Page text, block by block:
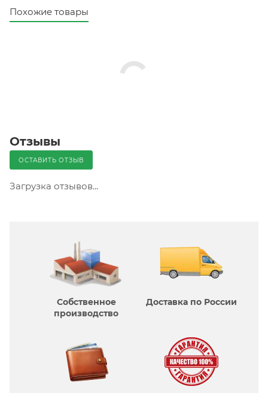
Похожие товары
Отзывы
ОСТАВИТЬ ОТЗЫВ
Загрузка отзывов...
Собственное
производcтво
Доставка по России